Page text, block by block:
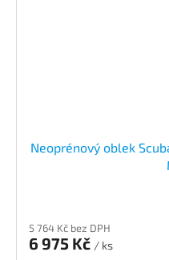
Neoprénový oblek
5 764 Kč bez DPH
6 975 Kč / ks